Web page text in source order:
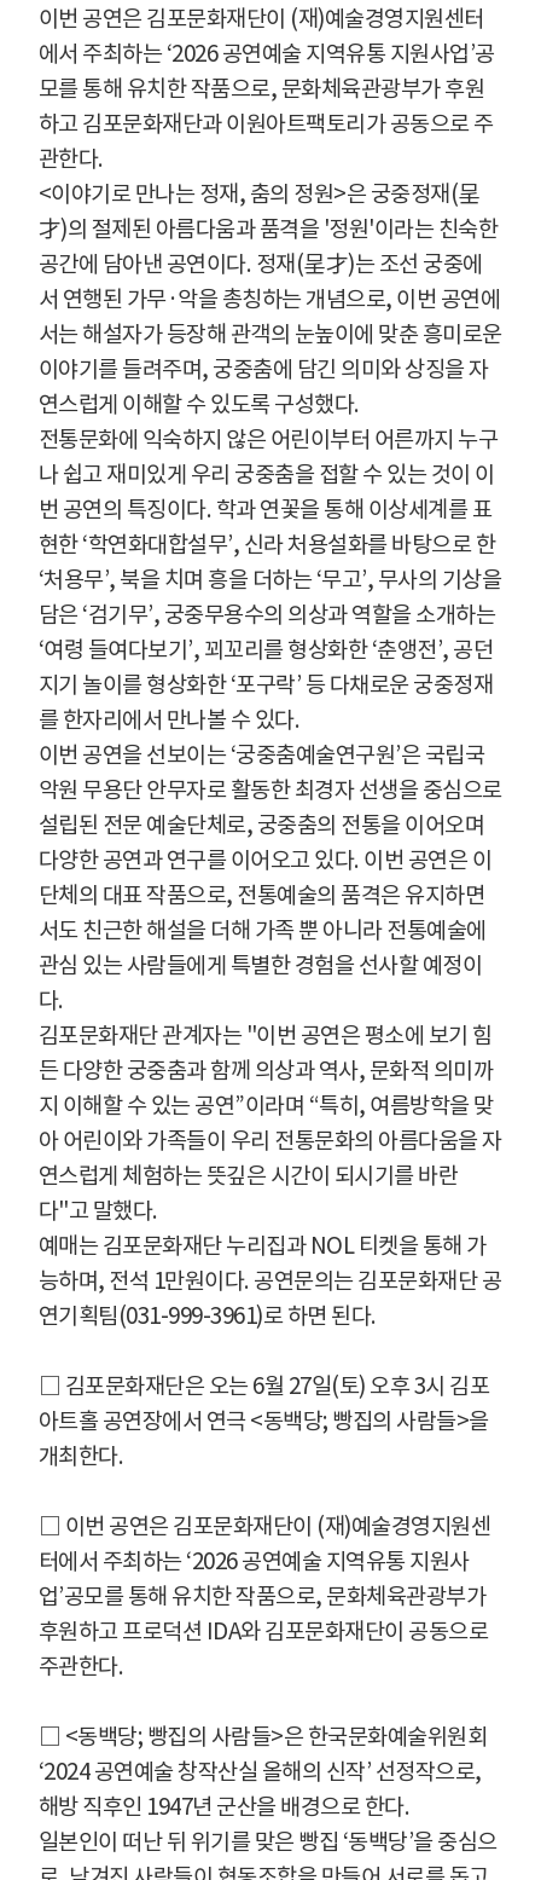
이번 공연은 김포문화재단이 (재)예술경영지원센터
에서 주최하는‘2026공연예술 지역유통 지원사업’공
모를 통해 유치한 작품으로, 문화체육관광부가 후원
하고 김포문화재단과 이원아트팩토리가 공동으로 주
관한다.
<이야기로 만나는 정재, 춤의 정원>은 궁중정재 (呈
才)의 절제된 아름다움과 품격을 '정원'이라는 친숙한
공간에 담아낸 공연이다. 정재 (呈才)는 조선 궁중에
서 연행된 가무·악을 총칭하는 개념으로, 이번 공연에
서는 해설자가 등장해 관객의 눈높이에 맞춘 흥미로운
이야기를 들려주며, 궁중춤에 담긴 의미와 상징을 자
연스럽게 이해할 수 있도록 구성했다.
전통문화에 익숙하지 않은 어린이부터 어른까지 누구
나 쉽고 재미있게 우리 궁중춤을 접할 수 있는 것이 이
번 공연의 특징이다. 학과 연꽃을 통해 이상세계를 표
현한‘학연화대합설무’, 신라 처용설화를 바탕으로 한
‘처용무’, 북을 치며 흥을 더하는‘무고’, 무사의 기상을
담은 ‘검기무’, 궁중무용수의 의상과 역할을 소개하는
‘여령 들여다보기 ’, 꾀꼬리를 형상화한‘춘앵전’, 공던
지기 놀이를 형상화한‘포구락’ 등 다채로운 궁중정재
를 한자리에서 만나볼 수 있다.
이번 공연을 선보이는‘궁중춤예술연구원’은 국립국
악원 무용단 안무자로 활동한 최경자 선생을 중심으로
설립된 전문 예술단체로, 궁중춤의 전통을 이어오며
다양한 공연과 연구를 이어오고 있다. 이번 공연은 이
단체의 대표 작품으로, 전통예술의 품격은 유지하면
서도 친근한 해설을 더해 가족 뿐 아니라 전통예술에
관심 있는 사람들에게 특별한 경험을 선사할 예정이
다.
김포문화재단 관계자는 "이번 공연은 평소에 보기 힘
든 다양한 궁중춤과 함께 의상과 역사, 문화적 의미까
지 이해할 수 있는 공연”이라며 “특히 , 여름방학을 맞
아 어린이와 가족들이 우리 전통문화의 아름다움을 자
연스럽게 체험하는 뜻깊은 시간이 되시기를 바란
다"고 말했다.
예매는 김포문화재단 누리집과 NOL 티켓을 통해 가
능하며, 전석 1만원이다. 공연문의는 김포문화재단 공
연기획팀(031-999-3961)로 하면 된다.
□ 김포문화재단은 오는6월 27일(토) 오후3시 김포
아트홀 공연장에서 연극<동백당; 빵집의 사람들>을
개최한다.
□ 이번 공연은 김포문화재단이 (재)예술경영지원센
터에서 주최하는‘2026공연예술 지역유통 지원사
업’공모를 통해 유치한 작품으로, 문화체육관광부가
후원하고 프로덕션 IDA와 김포문화재단이 공동으로
주관한다.
□ <동백당; 빵집의 사람들>은 한국문화예술위원회
‘2024공연예술 창작산실 올해의 신작’ 선정작으로,
해방 직후인 1947년 군산을 배경으로 한다.
일본인이 떠난 뒤 위기를 맞은 빵집 ‘동백당’을 중심으